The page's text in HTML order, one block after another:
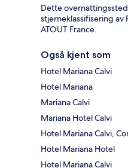
Dette
stjerneklassifisering av
ATOUT France.
Også kjent som
Hotel Mariana Calvi
Hotel Mariana
Mariana Calvi
Mariana Hotel Calvi
Hotel Mariana Calvi,
Hotel Mariana Hotel
Hotel Mariana Calvi